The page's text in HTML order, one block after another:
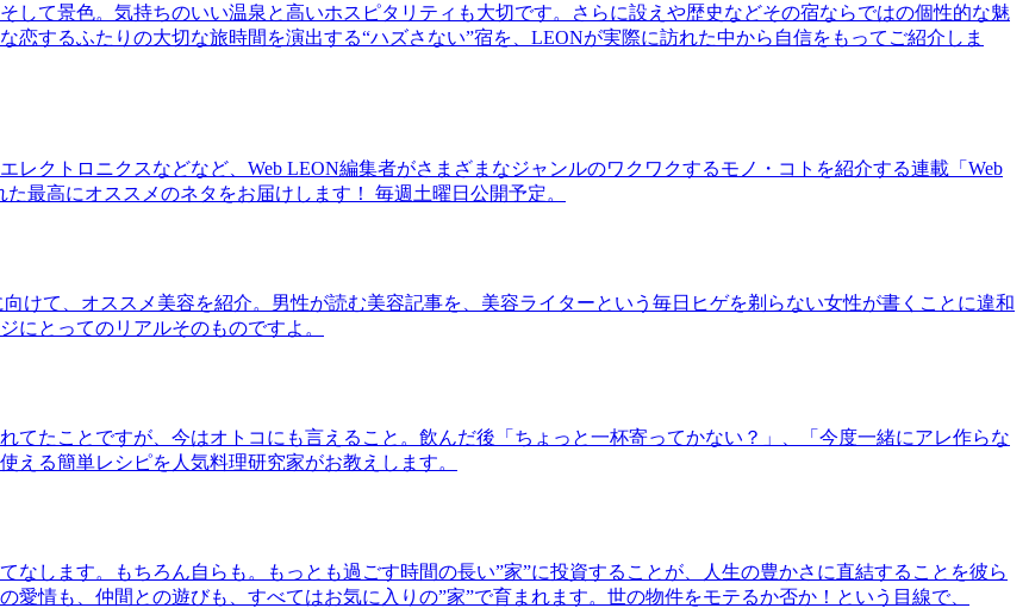
て景色。気持ちのいい温泉と高いホスピタリティも大切です。さらに設えや歴史などその宿ならではの個性的な魅
恋するふたりの大切な旅時間を演出する“ハズさない”宿を、LEONが実際に訪れた中から自信をもってご紹介しま
レクトロニクスなどなど、Web LEON編集者がさまざまなジャンルのワクワクするモノ・コトを紹介する連載「Web
最高にオススメのネタをお届けします！ 毎週土曜日公開予定。
けて、オススメ美容を紹介。男性が読む美容記事を、美容ライターという毎日ヒゲを剃らない女性が書くことに違和
にとってのリアルそのものですよ。
てたことですが、今はオトコにも言えること。飲んだ後「ちょっと一杯寄ってかない？」、「今度一緒にアレ作らな
える簡単レシピを人気料理研究家がお教えします。
なします。もちろん自らも。もっとも過ごす時間の長い”家”に投資することが、人生の豊かさに直結することを彼ら
情も、仲間との遊びも、すべてはお気に入りの”家”で育まれます。世の物件をモテるか否か！という目線で、